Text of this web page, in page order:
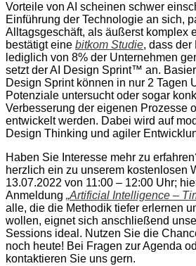
Vorteile von AI scheinen schwer
Einführung der Technologie an sich,
Alltagsgeschäft, als äußerst komplex
bestätigt eine bitkom Studie, dass der
lediglich von 8% der Unternehmen
setzt der AI Design Sprint™ an.
Design Sprint können in nur 2 Tagen
Potenziale untersucht oder sogar
Verbesserung der eigenen Prozesse
entwickelt werden. Dabei wird auf
Design Thinking und agiler
Haben Sie Interesse mehr zu
herzlich ein zu unserem kostenlosen
13.07.2022 von 11:00 – 12:00 Uhr;
Anmeldung „Artificial Intelligence –
alle, die die Methodik tiefer erlernen
wollen, eignet sich anschließend
Sessions ideal. Nutzen Sie die
noch heute! Bei Fragen zur Agenda
kontaktieren Sie uns gern.